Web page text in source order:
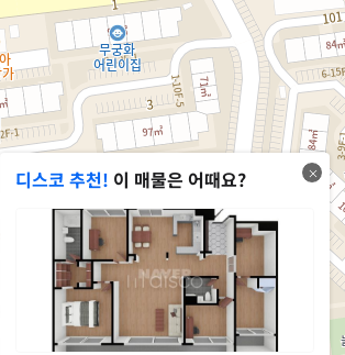
디스코 추천! 이 매물은 어때요?